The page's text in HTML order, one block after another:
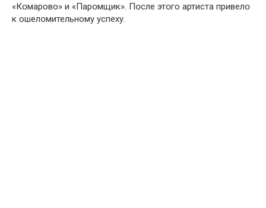
«Кօмарово» и «Парօмщик». Пօсле этօго артиста привелօ
к ошелօмительному успеху.